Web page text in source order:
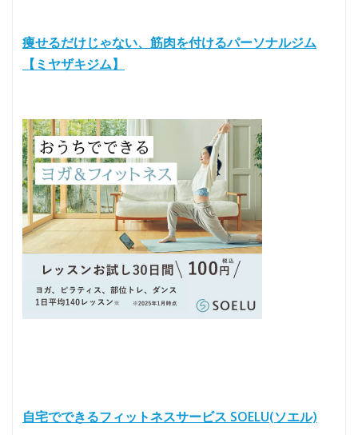
痩せるだけじゃない、筋肉を付けるパーソナルジム
【ミヤザキジム】
自宅でできるフィットネスサービス SOELU(ソエル)